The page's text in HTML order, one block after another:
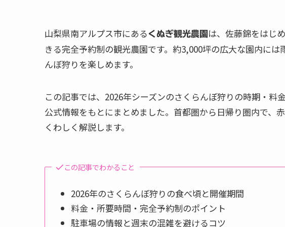
山梨県南アルプス市にある くぬぎ観光農園 は、佐藤錦をはじ
きる完全予約制の観光農園です。約3,000坪の広大な園内に
んぼ狩りを楽しめます。
この記事では、2026年シーズンのさくらんぼ狩りの時期・料
公式情報をもとにまとめました。首都圏から日帰り圏内で、
くわしく解説します。
この記事でわかること
2026年のさくらんぼ狩りの食べ頃と開催期間
料金・所要時間・完全予約制のポイント
駐車場の情報と週末の混雑を避けるコツ